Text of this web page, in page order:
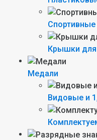
Спортивные
Крышки для
Медали
Видовые и